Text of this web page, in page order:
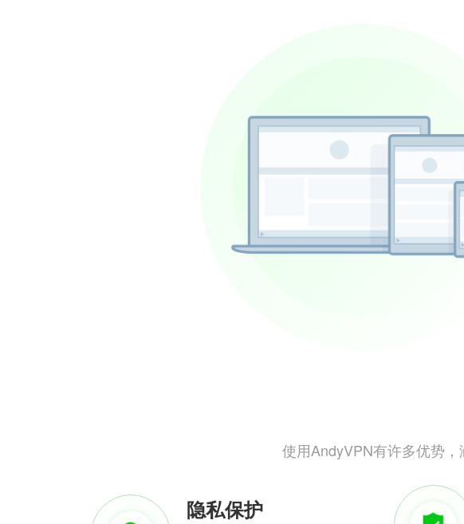
使用AndyVPN有许多优势
隐私保护